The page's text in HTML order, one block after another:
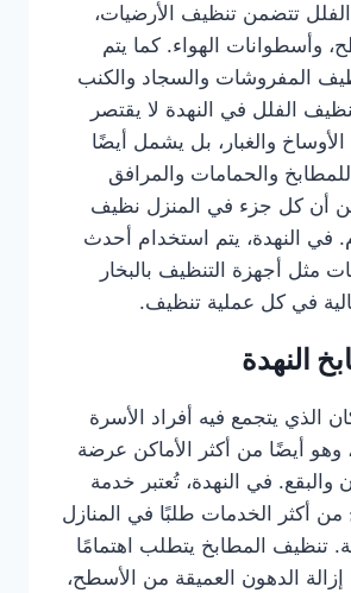
تتضمن تنظيف الأرضيات،
وأسطوانات الهواء. كما يتم
المفروشات والسجاد والكنب
الفلل في النهدة لا يقتصر
والغبار، بل يشمل أيضًا
للمطابخ والحمامات والمرافق
من أن كل جزء في المنزل نظيف
في النهدة، يتم استخدام أحدث
مثل أجهزة التنظيف بالبخار
في كل عملية تنظيف.
النهدة
الذي يتجمع فيه أفراد الأسرة
وهو أيضًا من أكثر الأماكن عرضة
والبقع. في النهدة، تُعتبر خدمة
أكثر الخدمات طلبًا في المنازل
تنظيف المطابخ يتطلب اهتمامًا
الدهون العميقة من الأسطح،